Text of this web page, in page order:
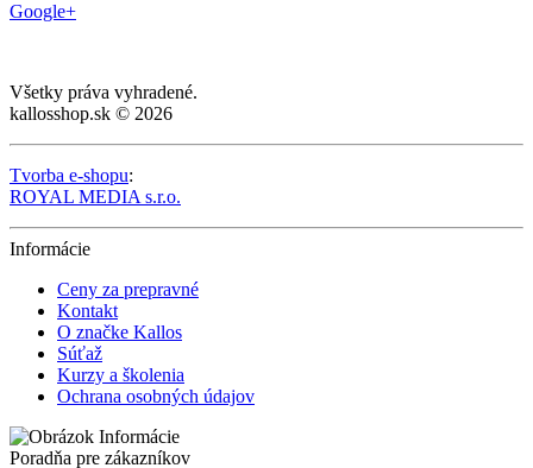
Google+
Všetky práva vyhradené.
kallosshop.sk © 2026
Tvorba e-shopu:
ROYAL MEDIA s.r.o.
Informácie
Ceny za prepravné
Kontakt
O značke Kallos
Súťaž
Kurzy a školenia
Ochrana osobných údajov
Poradňa pre zákazníkov